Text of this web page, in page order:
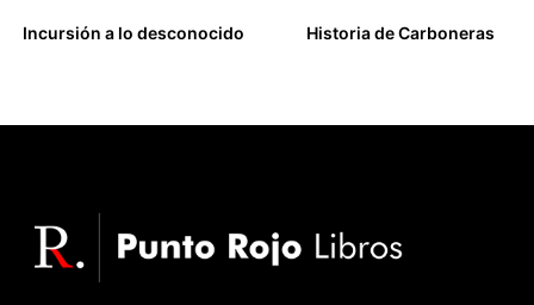
Incursión a lo desconocido
Historia de Carboneras